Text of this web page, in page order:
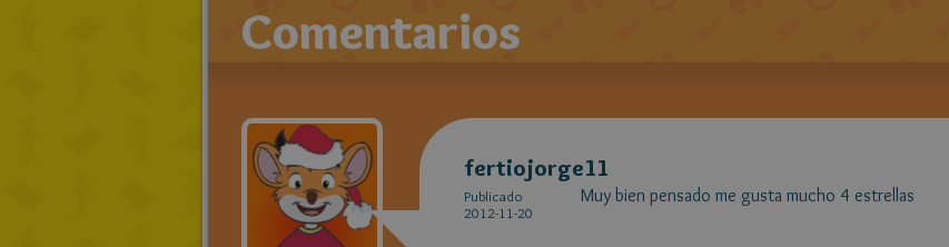
Comentarios
fertiojorge11
Publicado
2012-11-20
Muy bien pensado me gusta mucho 4 estrellas